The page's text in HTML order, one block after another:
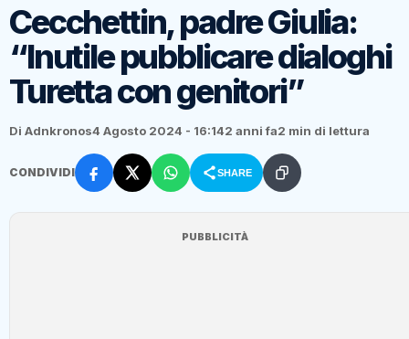
Cecchettin, padre Giulia:
“Inutile pubblicare dialoghi
Turetta con genitori”
Di Adnkronos4 Agosto 2024 - 16:142 anni fa2 min di lettura
CONDIVIDI SHARE
PUBBLICITÀ